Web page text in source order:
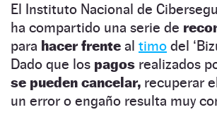
El Instituto Nacional de
ha compartido una serie de
para hacer frente al timo del
Dado que los pagos realizados
se pueden cancelar, recuperar
un error o engaño resulta muy